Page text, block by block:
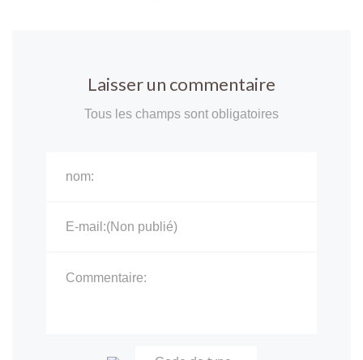
Laisser un commentaire
Tous les champs sont obligatoires